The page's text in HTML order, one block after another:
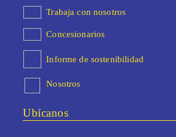
Trabaja con nosotros
Concesionarios
Informe de sostenibilidad
Nosotros
Ubícanos